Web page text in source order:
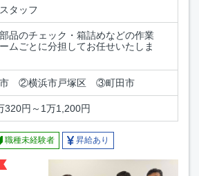
タッフ
品のチェック・箱詰めなどの作業
ムごとに分担してお任せいたしま
②横浜市戸塚区 ③町田市
320円～1万1,200円
職種未経験者 昇給あり